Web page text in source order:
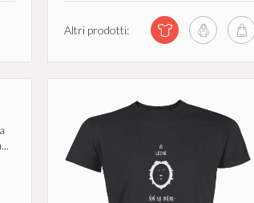
Altri prodotti: